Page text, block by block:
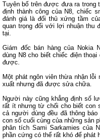
Tuyên bố trên được đưa ra trong
định thành công của N8, chiếc
đánh giá là đối thủ xứng tầm
quan trọng đối với lợi nhuận thu
tại.
Giám đốc bán hàng của Nokia
dùng N8 cho biết chiếc điện
được.
Một phát ngôn viên thừa nhận
xuất nhưng đã được sửa chữa.
Người này cũng khẳng định số
rất ít nhưng từ chối cho biết con
cả người dùng đều đã thông
con số cuối cùng của những sản
phân tích Sami Sarkamies của
phần cứng có thể rất khó để phát